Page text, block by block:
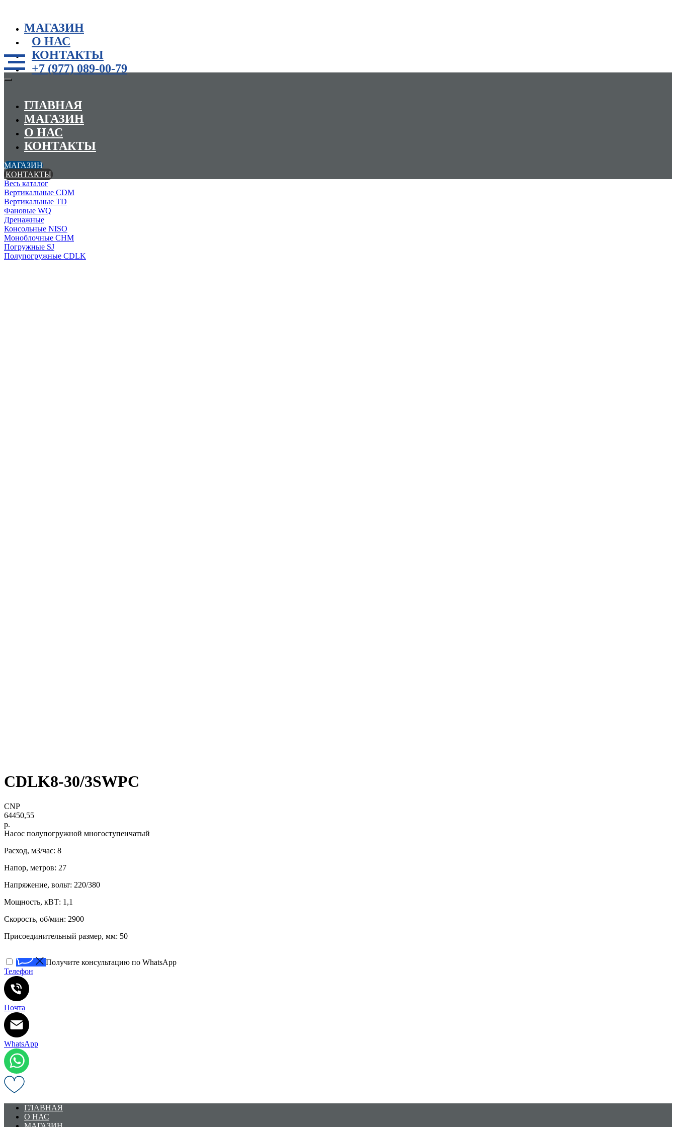
МАГАЗИН
О НАС
КОНТАКТЫ
+7 (977) 089-00-79
ГЛАВНАЯ
МАГАЗИН
О НАС
КОНТАКТЫ
МАГАЗИН
КОНТАКТЫ
Весь каталог
Вертикальные CDM
Вертикальные TD
Фановые WQ
Дренажные
Консольные NISO
Моноблочные CHМ
Погружные SJ
Полупогружные CDLK
CDLK8-30/3SWPC
CNP
64450,55
р.
Насос полупогружной многоступенчатый
Расход, м3/час: 8
Напор, метров: 27
Напряжение, вольт: 220/380
Мощность, кВТ: 1,1
Скорость, об/мин: 2900
Присоединительный размер, мм: 50
Получите консультацию по WhatsApp
Телефон
Почта
WhatsApp
ГЛАВНАЯ
О НАС